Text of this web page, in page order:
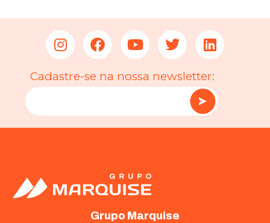
Cadastre-se na nossa newsletter:
Grupo Marquise